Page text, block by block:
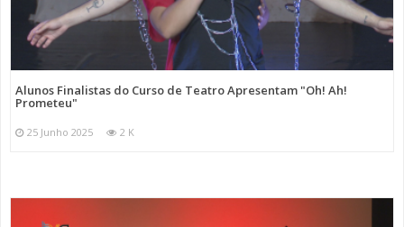
Alunos Finalistas do Curso de Teatro Apresentam "Oh! Ah!
Prometeu"
25 Junho 2025 2 K